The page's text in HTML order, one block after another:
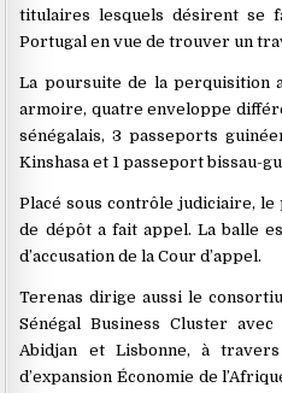
titulaires lesquels désirent se
Portugal en vue de trouver un
La poursuite de la perquisition
armoire, quatre enveloppe
sénégalais, 3 passeports
Kinshasa et 1 passeport bissau-
Placé sous contrôle judiciaire,
de dépôt a fait appel. La balle
d’accusation de la Cour d’appel.
Terenas dirige aussi le
Sénégal Business Cluster
Abidjan et Lisbonne, à
d’expansion Économie de